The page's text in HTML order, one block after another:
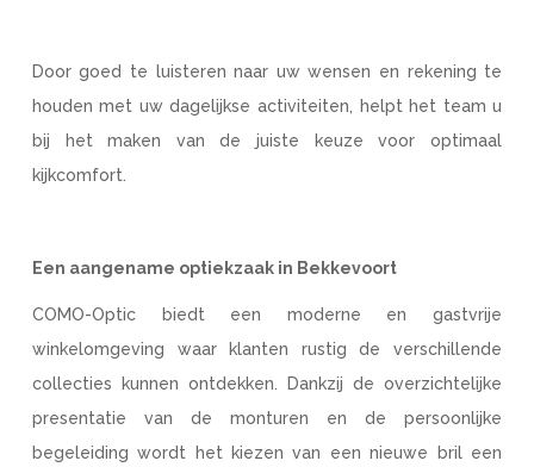
Door goed te luisteren naar uw wensen en rekening te
houden met uw dagelijkse activiteiten, helpt het team u
bij het maken van de juiste keuze voor optimaal
kijkcomfort.
Een aangename optiekzaak in Bekkevoort
COMO-Optic biedt een moderne en gastvrije
winkelomgeving waar klanten rustig de verschillende
collecties kunnen ontdekken. Dankzij de overzichtelijke
presentatie van de monturen en de persoonlijke
begeleiding wordt het kiezen van een nieuwe bril een